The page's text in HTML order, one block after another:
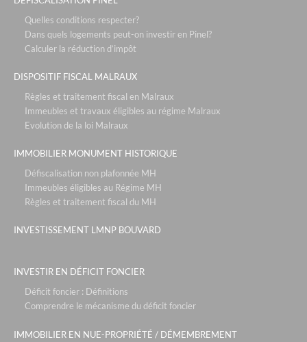
l'arche de teodora- villeurbanne
les cottages d'hermance- chens sur léman
relais spa roissy - paris roissy
l'hotel d'ecquevilly - paris / versailles
défiscalisation bouvard : 4,30% + occupation
mama shelter - lyon
neozen- marseille
les ecuries du roy - fontainebleau / paris
les residences du maneges - megève
la chrysalide - décines
vue en scene - gex
Quelles conditions respecter?
Dans quels logements peut-on investir en Pinel?
Calculer la réduction d’impôt
DISPOSITIF FISCAL MALRAUX
Règles et traitement fiscal en Malraux
Immeubles et travaux éligibles au régime Malraux
Evolution de la loi Malraux
IMMOBILIER MONUMENT HISTORIQUE
Défiscalisation non plafonnée MH
Immeubles éligibles au Régime MH
Règles et traitement fiscal du MH
INVESTISSEMENT LMNP BOUVARD
INVESTIR EN DÉFICIT FONCIER
Déficit foncier : Définitions
Comprendre le mécanisme du déficit foncier
IMMOBILIER EN NUE-PROPRIÉTÉ / DÉMEMBREMENT